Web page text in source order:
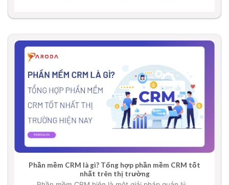
Phần mềm CRM là gì? Tổng hợp phần mềm CRM tốt
nhất trên thị trường